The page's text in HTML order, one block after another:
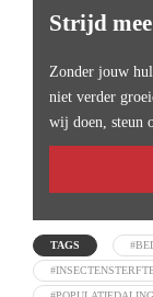
Strijd
Zonder jouw
niet verder
wij doen, steun
TAGS